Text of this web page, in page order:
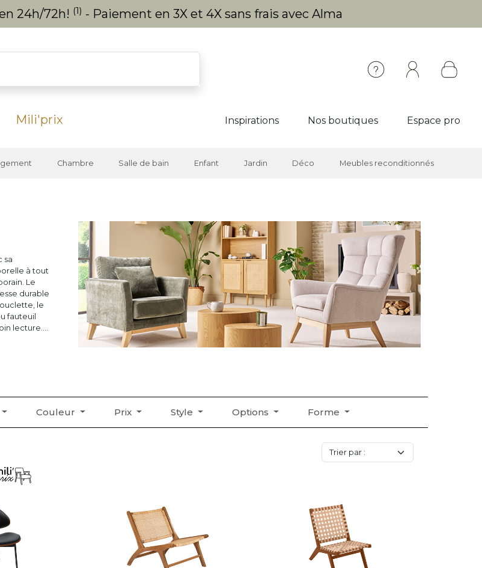
24h/72h! (1) - Paiement en 3X et 4X sans frais avec Alma
Mili'prix Inspirations Nos boutiques Espace pro
Chambre Salle de bain Enfant Jardin Déco Meubles reconditionnés
sa
à tout
Le
durable
le
fauteuil
lecture.
qui
les
Couleur Prix Style Options Forme